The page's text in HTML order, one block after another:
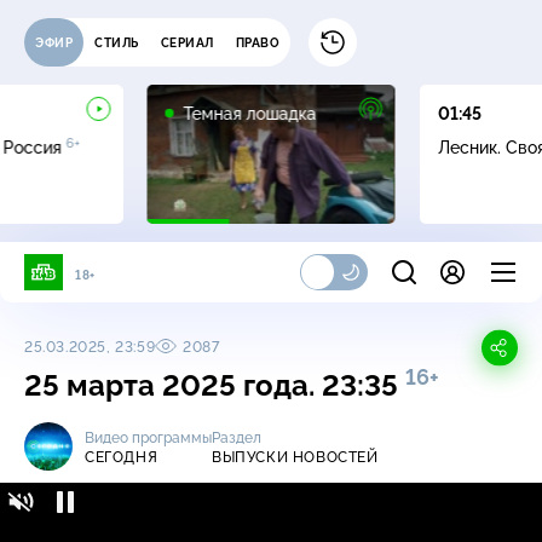
ЭФИР СТИЛЬ СЕРИАЛ ПРАВО
Россия6+
Темная лошадка
01:45
Лесник.
18+
25.03.2025, 23:59 2087
25 марта 2025 года. 23:35 16+
Видео программы
СЕГОДНЯ
Раздел
ВЫПУСКИ НОВОСТЕЙ